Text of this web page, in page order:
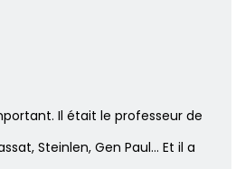
Il était le professeur de
Steinlen, Gen Paul... Et il a